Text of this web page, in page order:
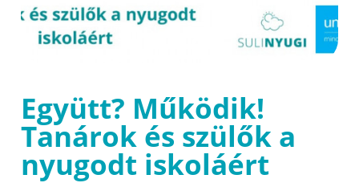
Együtt? Működik!
Tanárok és szülők a
nyugodt iskoláért